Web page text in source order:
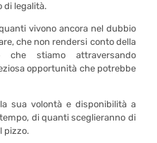
di legalità.
vivono ancora nel dubbio
che non rendersi conto della
che stiamo attraversando
opportunità che potrebbe
la sua volontà e disponibilità a
di quanti sceglieranno di
pizzo.